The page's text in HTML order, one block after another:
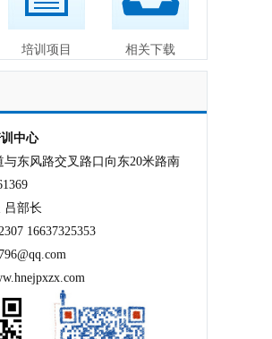
培训项目 相关下载
中心
东风路交叉路口向东20米路南
吕部长
16637325353